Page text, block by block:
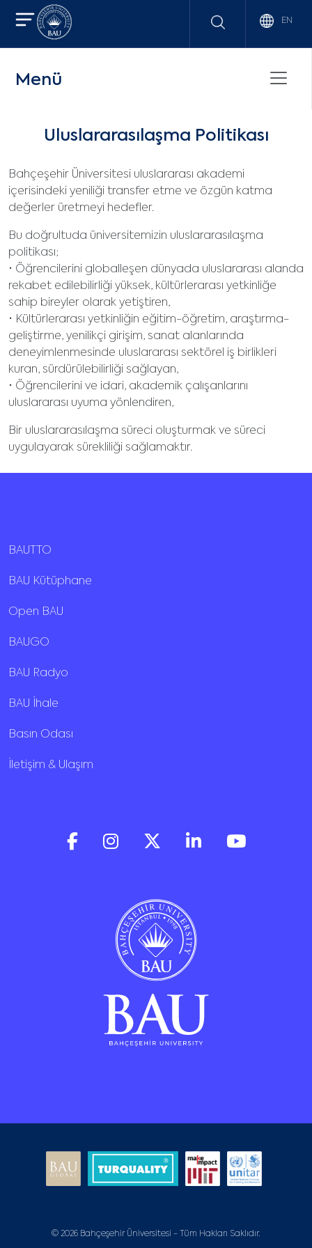
EN
Menü
Uluslararasılaşma Politikası
Bahçeşehir Üniversitesi uluslararası akademi
içerisindeki yeniliği transfer etme ve özgün katma
değerler üretmeyi hedefler.
Bu doğrultuda üniversitemizin uluslararasılaşma
politikası;
• Öğrencilerini globalleşen dünyada uluslararası alanda
rekabet edilebilirliği yüksek, kültürlerarası yetkinliğe
sahip bireyler olarak yetiştiren,
• Kültürlerarası yetkinliğin eğitim-öğretim, araştırma-
geliştirme, yenilikçi girişim, sanat alanlarında
deneyimlenmesinde uluslararası sektörel iş birlikleri
kuran, sürdürülebilirliği sağlayan,
• Öğrencilerini ve idari, akademik çalışanlarını
uluslararası uyuma yönlendiren,
Bir uluslararasılaşma süreci oluşturmak ve süreci
uygulayarak sürekliliği sağlamaktır.
BAUTTO
BAU Kütüphane
Open BAU
BAUGO
BAU Radyo
BAU İhale
Basın Odası
İletişim & Ulaşım
© 2026 Bahçeşehir Üniversitesi - Tüm Hakları Saklıdır.